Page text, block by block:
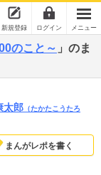
新規登録 ログイン メニュー
のこと～ 」のま
太郎 （たかたこうたろ
まんがレポを書く